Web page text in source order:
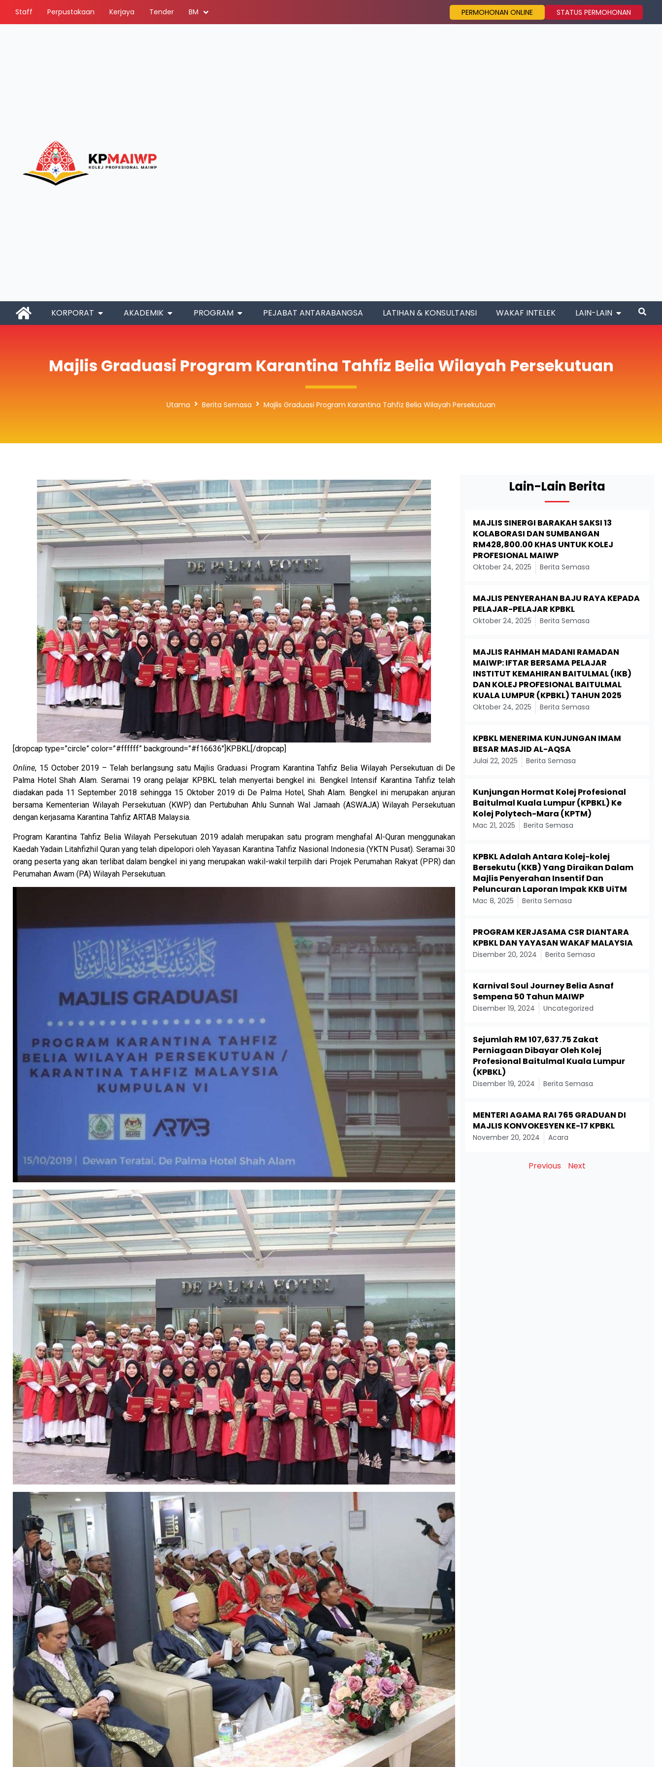
Staff Perpustakaan Kerjaya Tender BM PERMOHONAN ONLINE STATUS PERMOHONAN
KORPORAT AKADEMIK PROGRAM PEJABAT ANTARABANGSA LATIHAN & KONSULTANSI WAKAF INTELEK LAIN-LAIN
Majlis Graduasi Program Karantina Tahfiz Belia Wilayah Persekutuan
Utama Berita Semasa Majlis Graduasi Program Karantina Tahfiz Belia Wilayah Persekutuan
[dropcap type=”circle” color=”#ffffff” background=”#f16636″]KPBKL[/dropcap]
Online, 15 October 2019 – Telah berlangsung satu Majlis Graduasi Program Karantina Tahfiz Belia Wilayah Persekutuan di De
Palma Hotel Shah Alam. Seramai 19 orang pelajar KPBKL telah menyertai bengkel ini. Bengkel Intensif Karantina Tahfiz telah
diadakan pada 11 September 2018 sehingga 15 Oktober 2019 di De Palma Hotel, Shah Alam. Bengkel ini merupakan anjuran
bersama Kementerian Wilayah Persekutuan (KWP) dan Pertubuhan Ahlu Sunnah Wal Jamaah (ASWAJA) Wilayah Persekutuan
dengan kerjasama Karantina Tahfiz ARTAB Malaysia.
Program Karantina Tahfiz Belia Wilayah Persekutuan 2019 adalah merupakan satu program menghafal Al-Quran menggunakan
Kaedah Yadain Litahfizhil Quran yang telah dipelopori oleh Yayasan Karantina Tahfiz Nasional Indonesia (YKTN Pusat). Seramai 30
orang peserta yang akan terlibat dalam bengkel ini yang merupakan wakil-wakil terpilih dari Projek Perumahan Rakyat (PPR) dan
Perumahan Awam (PA) Wilayah Persekutuan.
Lain-Lain Berita
MAJLIS SINERGI BARAKAH SAKSI 13
KOLABORASI DAN SUMBANGAN
RM428,800.00 KHAS UNTUK KOLEJ
PROFESIONAL MAIWP
Oktober 24, 2025 Berita Semasa
MAJLIS PENYERAHAN BAJU RAYA KEPADA
PELAJAR-PELAJAR KPBKL
Oktober 24, 2025 Berita Semasa
MAJLIS RAHMAH MADANI RAMADAN
MAIWP: IFTAR BERSAMA PELAJAR
INSTITUT KEMAHIRAN BAITULMAL (IKB)
DAN KOLEJ PROFESIONAL BAITULMAL
KUALA LUMPUR (KPBKL) TAHUN 2025
Oktober 24, 2025 Berita Semasa
KPBKL MENERIMA KUNJUNGAN IMAM
BESAR MASJID AL-AQSA
Julai 22, 2025 Berita Semasa
Kunjungan Hormat Kolej Profesional
Baitulmal Kuala Lumpur (KPBKL) Ke
Kolej Polytech-Mara (KPTM)
Mac 21, 2025 Berita Semasa
KPBKL Adalah Antara Kolej-kolej
Bersekutu (KKB) Yang Diraikan Dalam
Majlis Penyerahan Insentif Dan
Peluncuran Laporan Impak KKB UiTM
Mac 8, 2025 Berita Semasa
PROGRAM KERJASAMA CSR DIANTARA
KPBKL DAN YAYASAN WAKAF MALAYSIA
Disember 20, 2024 Berita Semasa
Karnival Soul Journey Belia Asnaf
Sempena 50 Tahun MAIWP
Disember 19, 2024 Uncategorized
Sejumlah RM 107,637.75 Zakat
Perniagaan Dibayar Oleh Kolej
Profesional Baitulmal Kuala Lumpur
(KPBKL)
Disember 19, 2024 Berita Semasa
MENTERI AGAMA RAI 765 GRADUAN DI
MAJLIS KONVOKESYEN KE-17 KPBKL
November 20, 2024 Acara
Previous Next